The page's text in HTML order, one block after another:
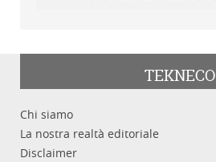
TEKNECO
Chi siamo
La nostra realtà editoriale
Disclaimer